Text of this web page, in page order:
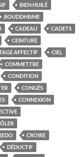
BIEN HUILÉ
BOUDDHISME
CADEAU
CADETS
CEINTURE
AFFECTIF
CIEL
COMMETTRE
CONDITION
CONGÉS
CONNEXION
CROIRE
DÉDUCTIF